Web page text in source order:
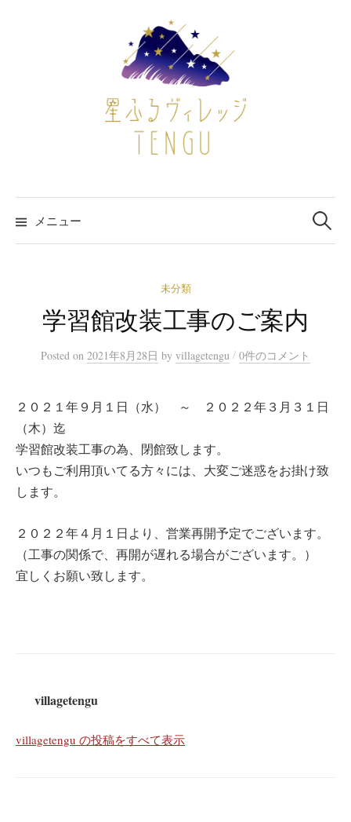
プ
メニュー
検
索:
未分類
学習館改装工事のご案内
Posted on 2021年8月28日 by villagetengu / 0件のコメント
２０２１年９月１日（水） ～ ２０２２年３月３１日
（木）迄
学習館改装工事の為、閉館致します。
いつもご利用頂いてる方々には、大変ご迷惑をお掛け致
します。
２０２２年４月１日より、営業再開予定でございます。
（工事の関係で、再開が遅れる場合がございます。）
宜しくお願い致します。
villagetengu
villagetengu の投稿をすべて表示